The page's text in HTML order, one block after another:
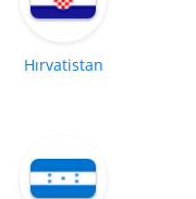
Hırvatistan